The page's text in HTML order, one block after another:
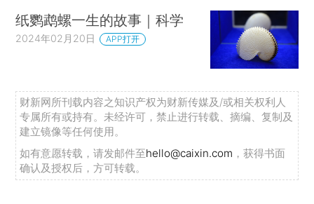
纸鹦鹉螺一生的故事｜科学
2024年02月20日 APP打开
财新网所刊载内容之知识产权为财新传媒及/或相关权利人
专属所有或持有。未经许可，禁止进行转载、摘编、复制及
建立镜像等任何使用。
如有意愿转载，请发邮件至hello@caixin.com ，获得书面
确认及授权后，方可转载。